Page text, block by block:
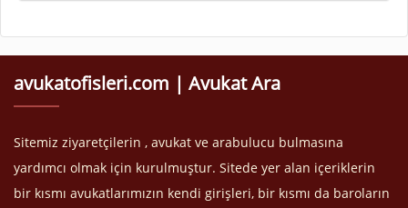
avukatofisleri.com | Avukat Ara
Sitemiz ziyaretçilerin , avukat ve arabulucu bulmasına
yardımcı olmak için kurulmuştur. Sitede yer alan içeriklerin
bir kısmı avukatlarımızın kendi girişleri, bir kısmı da baroların